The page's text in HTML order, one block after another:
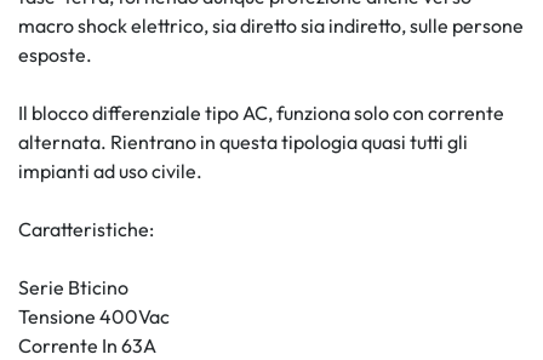
macro shock elettrico, sia diretto sia indiretto, sulle persone
esposte.
Il blocco differenziale tipo AC, funziona solo con corrente
alternata. Rientrano in questa tipologia quasi tutti gli
impianti ad uso civile.
Caratteristiche:
Serie Bticino
Tensione 400Vac
Corrente In 63A